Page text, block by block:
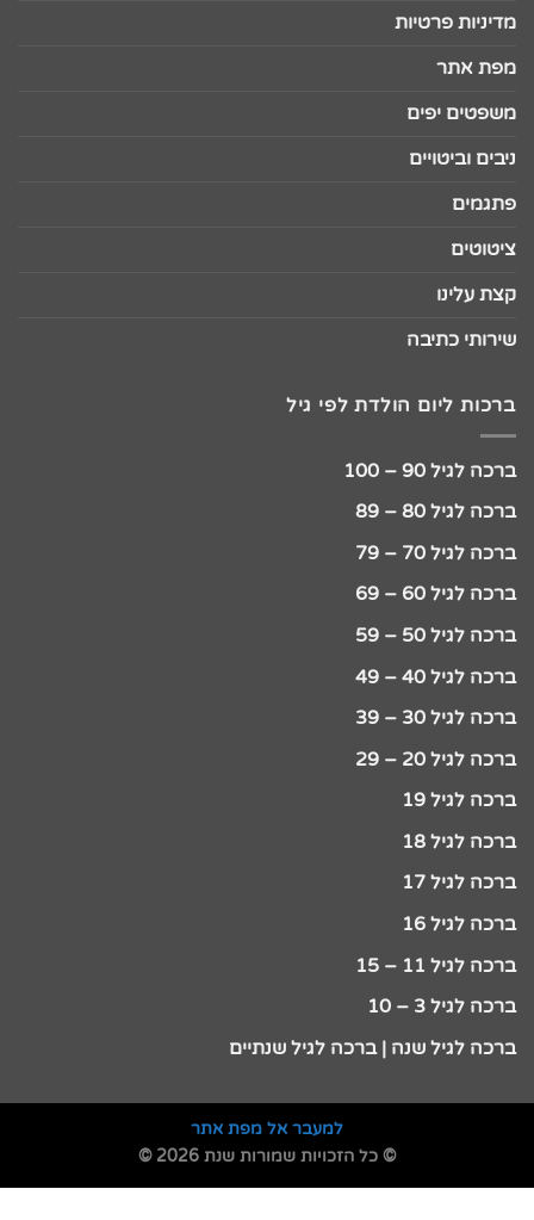
מדיניות פרטיות
מפת אתר
משפטים יפים
ניבים וביטויים
פתגמים
ציטוטים
קצת עלינו
שירותי כתיבה
ברכות ליום הולדת לפי גיל
ברכה לגיל 90 – 100
ברכה לגיל 80 – 89
ברכה לגיל 70 – 79
ברכה לגיל 60 – 69
ברכה לגיל 50 – 59
ברכה לגיל 40 – 49
ברכה לגיל 30 – 39
ברכה לגיל 20 – 29
ברכה לגיל 19
ברכה לגיל 18
ברכה לגיל 17
ברכה לגיל 16
ברכה לגיל 11 – 15
ברכה לגיל 3 – 10
ברכה לגיל שנה | ברכה לגיל שנתיים
למעבר אל מפת אתר
© כל הזכויות שמורות שנת 2026 ©